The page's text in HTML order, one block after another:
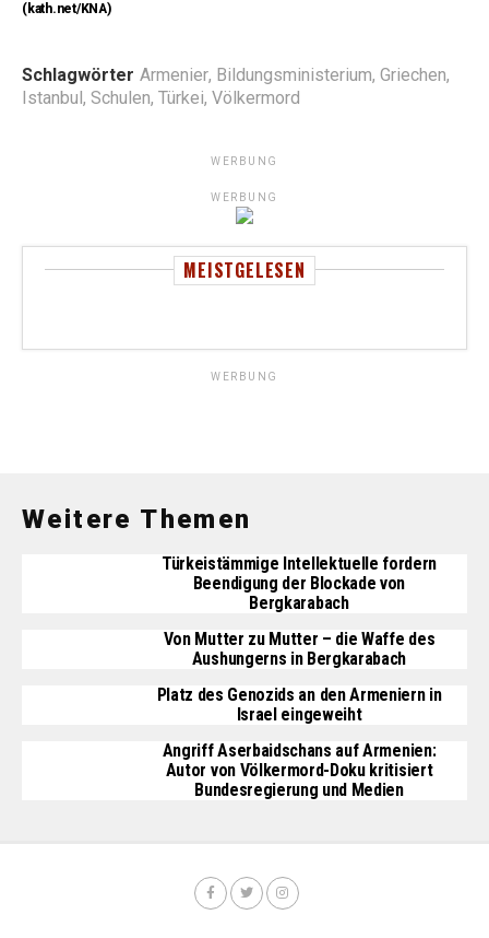
(kath.net/KNA)
Schlagwörter Armenier, Bildungsministerium, Griechen,
Istanbul, Schulen, Türkei, Völkermord
WERBUNG
WERBUNG
MEISTGELESEN
WERBUNG
Weitere Themen
Türkeistämmige Intellektuelle fordern
Beendigung der Blockade von
Bergkarabach
Von Mutter zu Mutter – die Waffe des
Aushungerns in Bergkarabach
Platz des Genozids an den Armeniern in
Israel eingeweiht
Angriff Aserbaidschans auf Armenien:
Autor von Völkermord-Doku kritisiert
Bundesregierung und Medien